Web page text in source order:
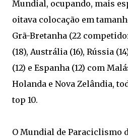
Mundial, ocupando, mais
oitava colocação em
Grã-Bretanha (22
(18), Austrália (16), Rússia
(12) e Espanha (12) com
Holanda e Nova Zelândia,
top 10.
O Mundial de Paraciclismo